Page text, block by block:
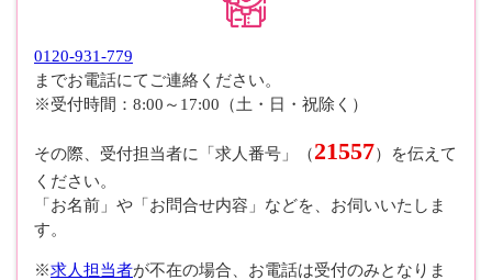
0120-931-779
までお電話にてご連絡ください。
※受付時間：8:00～17:00（土・日・祝除く）
その際、受付担当者に「求人番号」（21557）を伝えて
ください。
「お名前」や「お問合せ内容」などを、お伺いいたしま
す。
※求人担当者が不在の場合、お電話は受付のみとなりま